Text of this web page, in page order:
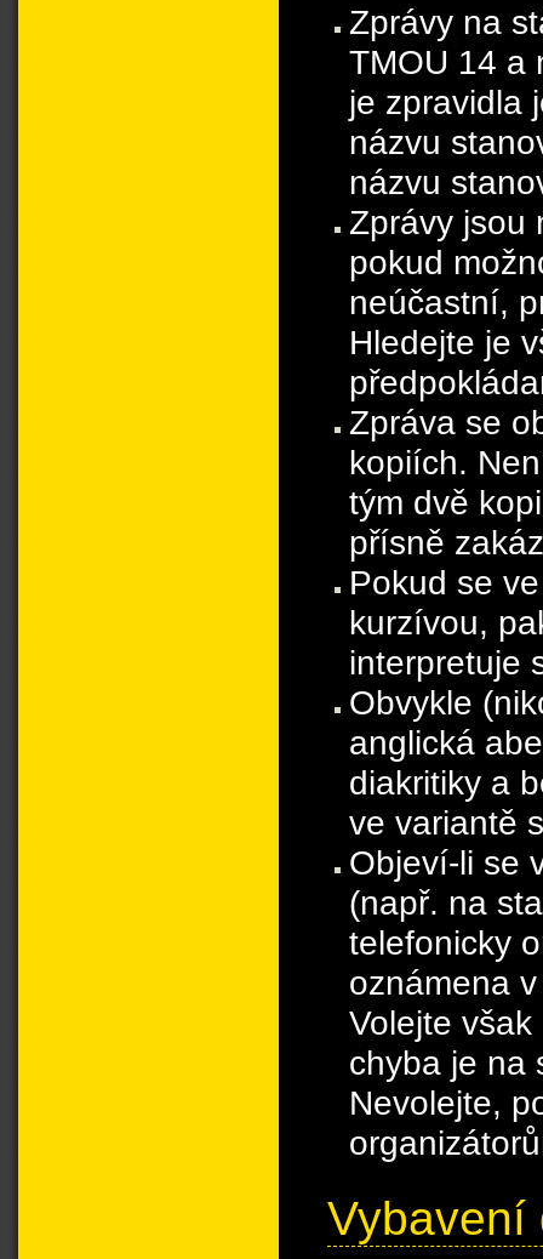
Zprávy na
TMOU 14 a
je zpravidla
názvu
názvu
Zprávy jsou
pokud
neúčastní,
Hledejte je
Zpráva se
kopiích.
tým dvě
přísně
Pokud se
kurzívou,
interpretuje
Obvykle
anglická
diakritiky a
ve variantě
Objeví-li se
(např. na
telefonicky
oznámena
Volejte
chyba je na
Nevolejte,
Vybavení